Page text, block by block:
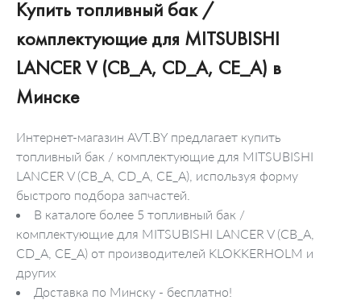
Купить топливный бак /
комплектующие для MITSUBISHI
LANCER V (CB_A, CD_A, CE_A) в
Минске
Интернет-магазин AVT.BY предлагает купить
топливный бак / комплектующие для MITSUBISHI
LANCER V (CB_A, CD_A, CE_A), используя форму
быстрого подбора запчастей.
В каталоге более 5 топливный бак /
комплектующие для MITSUBISHI LANCER V (CB_A,
CD_A, CE_A) от производителей KLOKKERHOLM и
других
Доставка по Минску - бесплатно!